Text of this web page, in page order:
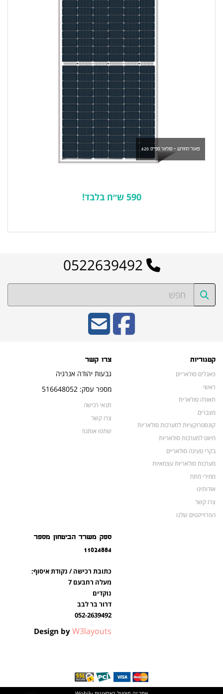
פאנל החודש - סולאר ספייס 620
590 ש״ח בלבד!
קטגוריות
פאנלים סולאריים
ראשי
תאורה סולארית
מצברים
קונסטרוקציות למערכות סולאריות
חיווט למערכות סולאריות
בקרי טעינה סולאריים
מערכות סולאריות עצמאיות
ממירי מתח
אודותינו
צרו קשר
הפרוייקטים שלנו
צרו קשר
גבעות יהודה אנרגיה
מספר עסק: 516648052
תנאי רכישה
צרו קשר
שתפו אותנו!
ספק משרד הביטחון מספר
11024884
כתובת רכישה / נקודת איסוף:
מעלה רחבעם 7
נוקדים
דרור בר לבב
052-2639492
Design by W3layouts